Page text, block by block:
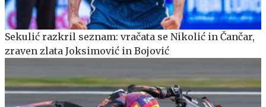
Sekulić razkril seznam: vračata se Nikolić in Čančar,
zraven zlata Joksimović in Bojović